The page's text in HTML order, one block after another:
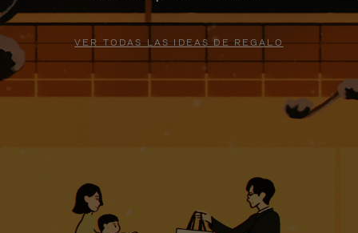
VER TODAS LAS IDEAS DE REGALO